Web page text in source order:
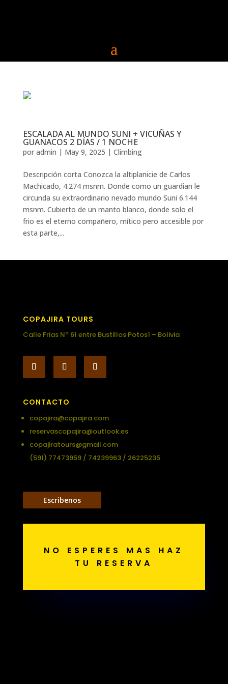
ESCALADA AL MUNDO SUNI + VICUÑAS Y
GUANACOS 2 DÍAS / 1 NOCHE
por admin | May 9, 2025 | Climbing
Descripción corta Conozca la altiplanicie de Carlos
Machicado, 4.274 msnm. Donde como un guardian le
circunda su extraordinario nevado mundo Suni 6.144
msnm. Cubierto de un manto blanco, donde solo el
frio es el eterno compañero, mítico pero accesible por
esta parte,...
COPAJIRA TOURS
Calle Frias Nº 61 entre Bustillos Potosí – Bolivia
CONTACTO
copajira@copajira.com
reservascopajira@outlook.es
copajiratours@gmail.com
(591) 77473959 / 74239963 / 26225235
Escribenos
NO ESPERES MAS HAZ
TU RESERVA